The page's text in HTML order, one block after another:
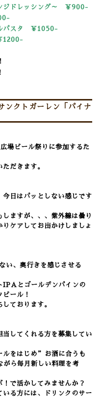
ジドレッシング～ ￥900-
パスタ ￥1050-
1200-
クトガーレン「パイナ
場ビール祭りに参加するた
だきます。
今日はパッとしない感じです
ますが、、、紫外線は曇り
ケアしてお出かけしましょ
い、奥行きを感じさせる
IPAとゴールデンパインの
ール！
ております。
当してくれる方を募集してい
ルをはじめ”お酒に合うも
ら毎月新しい料理を考
で活かしてみませんか？
る方には、ドリンクのサー